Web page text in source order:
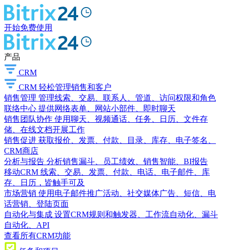
开始免费使用
产品
CRM
CRM 轻松管理销售和客户
销售管理 管理线索、交易、联系人、管道、访问权限和角色
联络中心 提供网络表单、网站小部件、即时聊天
销售团队协作 使用聊天、视频通话、任务、日历、文件存
储、在线文档开展工作
销售促进 获取报价、发票、付款、目录、库存、电子签名、
CRM商店
分析与报告 分析销售漏斗、员工绩效、销售智能、BI报告
移动CRM 线索、交易、发票、付款、电话、电子邮件、库
存、日历，皆触手可及
市场营销 使用电子邮件推广活动、社交媒体广告、短信、电
话营销、登陆页面
自动化与集成 设置CRM规则和触发器、工作流自动化、漏斗
自动化、API
查看所有CRM功能